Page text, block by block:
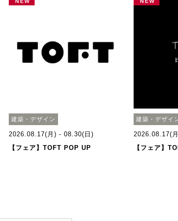
建築・デザイン
2026.08.17(月) - 08.30(日)
【フェア】TOFT POP UP
建築・デザイ
2026.08.17(
【フェア】